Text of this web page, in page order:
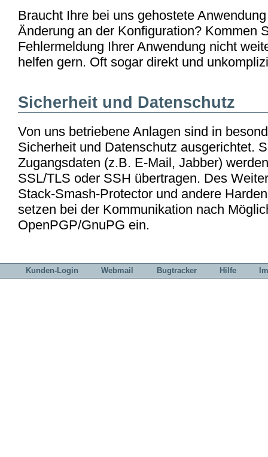
Braucht Ihre bei uns gehostete
Änderung an der Konfiguration? Kommen
Fehlermeldung Ihrer Anwendung nicht
helfen gern. Oft sogar direkt und
Sicherheit und Datenschutz
Von uns betriebene Anlagen sind in
Sicherheit und Datenschutz ausgerichtet.
Zugangsdaten (z.B. E-Mail, Jabber)
SSL/TLS oder SSH übertragen. Des
Stack-Smash-Protector und andere
setzen bei der Kommunikation nach
OpenPGP/GnuPG ein.
Kunden-Login Webmail Bugtracker Hilfe